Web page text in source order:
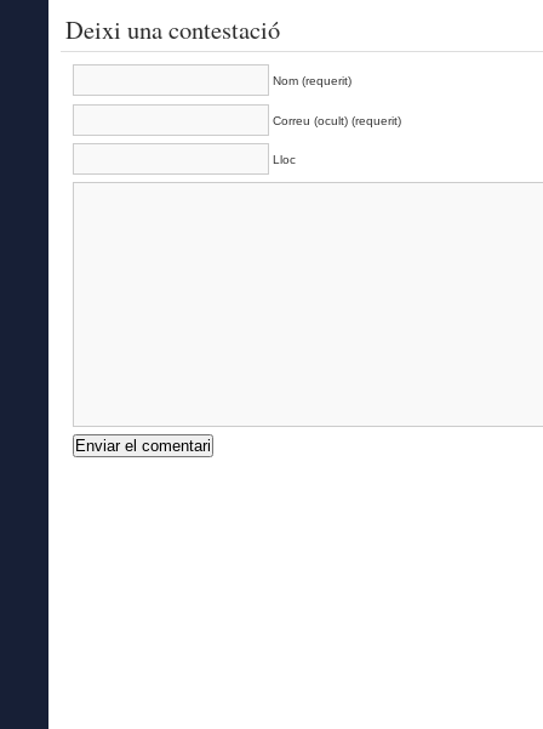
Deixi una contestació
Nom (requerit)
Correu (ocult) (requerit)
Lloc